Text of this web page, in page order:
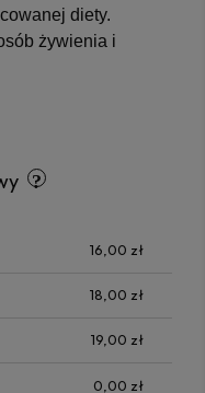
diety.
żywienia i
16,00 zł
18,00 zł
19,00 zł
0,00 zł